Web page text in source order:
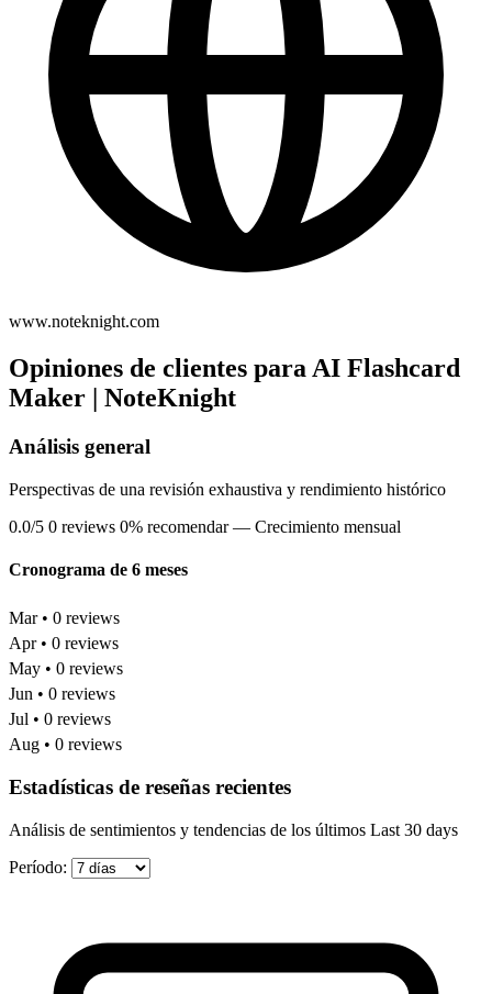
www.noteknight.com
Opiniones de clientes para AI Flashcard
Maker | NoteKnight
Análisis general
Perspectivas de una revisión exhaustiva y rendimiento histórico
0.0/5 0 reviews 0% recomendar — Crecimiento mensual
Cronograma de 6 meses
Mar • 0 reviews
Apr • 0 reviews
May • 0 reviews
Jun • 0 reviews
Jul • 0 reviews
Aug • 0 reviews
Estadísticas de reseñas recientes
Análisis de sentimientos y tendencias de los últimos Last 30 days
Período: